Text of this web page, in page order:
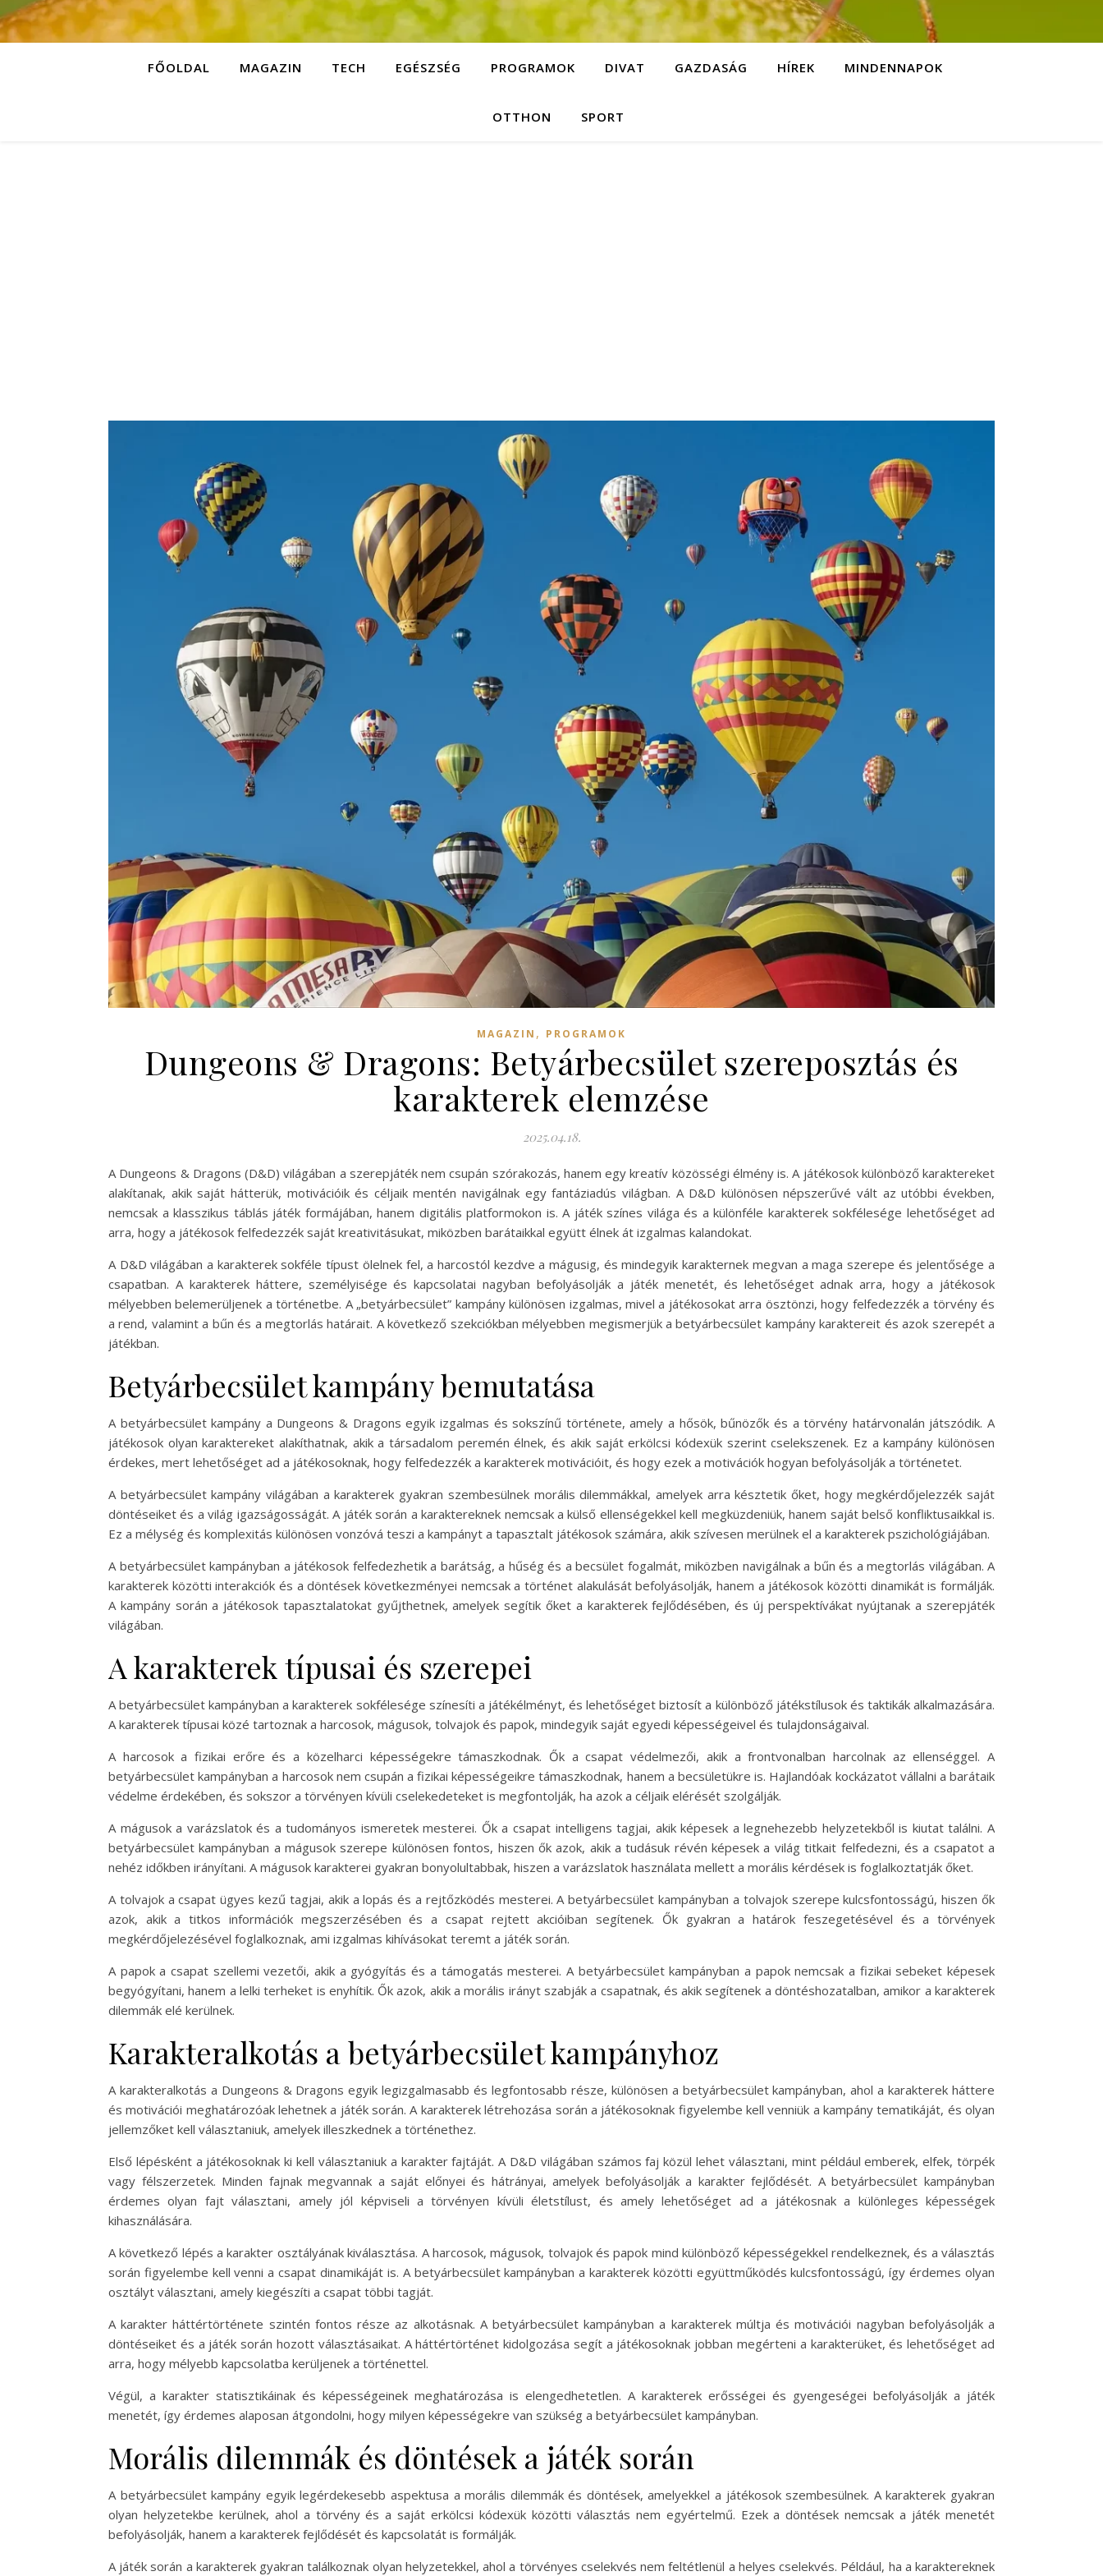
FŐOLDAL MAGAZIN TECH EGÉSZSÉG PROGRAMOK DIVAT GAZDASÁG HÍREK MINDENNAPOK
OTTHON SPORT
MAGAZIN , PROGRAMOK
Dungeons & Dragons: Betyárbecsület szereposztás és
karakterek elemzése
2025.04.18.
A Dungeons & Dragons (D&D) világában a szerepjáték nem csupán szórakozás, hanem egy kreatív közösségi élmény is. A játékosok különböző karaktereket
alakítanak, akik saját hátterük, motivációik és céljaik mentén navigálnak egy fantáziadús világban. A D&D különösen népszerűvé vált az utóbbi években,
nemcsak a klasszikus táblás játék formájában, hanem digitális platformokon is. A játék színes világa és a különféle karakterek sokfélesége lehetőséget ad
arra, hogy a játékosok felfedezzék saját kreativitásukat, miközben barátaikkal együtt élnek át izgalmas kalandokat.
A D&D világában a karakterek sokféle típust ölelnek fel, a harcostól kezdve a mágusig, és mindegyik karakternek megvan a maga szerepe és jelentősége a
csapatban. A karakterek háttere, személyisége és kapcsolatai nagyban befolyásolják a játék menetét, és lehetőséget adnak arra, hogy a játékosok
mélyebben belemerüljenek a történetbe. A „betyárbecsület” kampány különösen izgalmas, mivel a játékosokat arra ösztönzi, hogy felfedezzék a törvény és
a rend, valamint a bűn és a megtorlás határait. A következő szekciókban mélyebben megismerjük a betyárbecsület kampány karaktereit és azok szerepét a
játékban.
Betyárbecsület kampány bemutatása
A betyárbecsület kampány a Dungeons & Dragons egyik izgalmas és sokszínű története, amely a hősök, bűnözők és a törvény határvonalán játszódik. A
játékosok olyan karaktereket alakíthatnak, akik a társadalom peremén élnek, és akik saját erkölcsi kódexük szerint cselekszenek. Ez a kampány különösen
érdekes, mert lehetőséget ad a játékosoknak, hogy felfedezzék a karakterek motivációit, és hogy ezek a motivációk hogyan befolyásolják a történetet.
A betyárbecsület kampány világában a karakterek gyakran szembesülnek morális dilemmákkal, amelyek arra késztetik őket, hogy megkérdőjelezzék saját
döntéseiket és a világ igazságosságát. A játék során a karaktereknek nemcsak a külső ellenségekkel kell megküzdeniük, hanem saját belső konfliktusaikkal is.
Ez a mélység és komplexitás különösen vonzóvá teszi a kampányt a tapasztalt játékosok számára, akik szívesen merülnek el a karakterek pszichológiájában.
A betyárbecsület kampányban a játékosok felfedezhetik a barátság, a hűség és a becsület fogalmát, miközben navigálnak a bűn és a megtorlás világában. A
karakterek közötti interakciók és a döntések következményei nemcsak a történet alakulását befolyásolják, hanem a játékosok közötti dinamikát is formálják.
A kampány során a játékosok tapasztalatokat gyűjthetnek, amelyek segítik őket a karakterek fejlődésében, és új perspektívákat nyújtanak a szerepjáték
világában.
A karakterek típusai és szerepei
A betyárbecsület kampányban a karakterek sokfélesége színesíti a játékélményt, és lehetőséget biztosít a különböző játékstílusok és taktikák alkalmazására.
A karakterek típusai közé tartoznak a harcosok, mágusok, tolvajok és papok, mindegyik saját egyedi képességeivel és tulajdonságaival.
A harcosok a fizikai erőre és a közelharci képességekre támaszkodnak. Ők a csapat védelmezői, akik a frontvonalban harcolnak az ellenséggel. A
betyárbecsület kampányban a harcosok nem csupán a fizikai képességeikre támaszkodnak, hanem a becsületükre is. Hajlandóak kockázatot vállalni a barátaik
védelme érdekében, és sokszor a törvényen kívüli cselekedeteket is megfontolják, ha azok a céljaik elérését szolgálják.
A mágusok a varázslatok és a tudományos ismeretek mesterei. Ők a csapat intelligens tagjai, akik képesek a legnehezebb helyzetekből is kiutat találni. A
betyárbecsület kampányban a mágusok szerepe különösen fontos, hiszen ők azok, akik a tudásuk révén képesek a világ titkait felfedezni, és a csapatot a
nehéz időkben irányítani. A mágusok karakterei gyakran bonyolultabbak, hiszen a varázslatok használata mellett a morális kérdések is foglalkoztatják őket.
A tolvajok a csapat ügyes kezű tagjai, akik a lopás és a rejtőzködés mesterei. A betyárbecsület kampányban a tolvajok szerepe kulcsfontosságú, hiszen ők
azok, akik a titkos információk megszerzésében és a csapat rejtett akcióiban segítenek. Ők gyakran a határok feszegetésével és a törvények
megkérdőjelezésével foglalkoznak, ami izgalmas kihívásokat teremt a játék során.
A papok a csapat szellemi vezetői, akik a gyógyítás és a támogatás mesterei. A betyárbecsület kampányban a papok nemcsak a fizikai sebeket képesek
begyógyítani, hanem a lelki terheket is enyhítik. Ők azok, akik a morális irányt szabják a csapatnak, és akik segítenek a döntéshozatalban, amikor a karakterek
dilemmák elé kerülnek.
Karakteralkotás a betyárbecsület kampányhoz
A karakteralkotás a Dungeons & Dragons egyik legizgalmasabb és legfontosabb része, különösen a betyárbecsület kampányban, ahol a karakterek háttere
és motivációi meghatározóak lehetnek a játék során. A karakterek létrehozása során a játékosoknak figyelembe kell venniük a kampány tematikáját, és olyan
jellemzőket kell választaniuk, amelyek illeszkednek a történethez.
Első lépésként a játékosoknak ki kell választaniuk a karakter fajtáját. A D&D világában számos faj közül lehet választani, mint például emberek, elfek, törpék
vagy félszerzetek. Minden fajnak megvannak a saját előnyei és hátrányai, amelyek befolyásolják a karakter fejlődését. A betyárbecsület kampányban
érdemes olyan fajt választani, amely jól képviseli a törvényen kívüli életstílust, és amely lehetőséget ad a játékosnak a különleges képességek
kihasználására.
A következő lépés a karakter osztályának kiválasztása. A harcosok, mágusok, tolvajok és papok mind különböző képességekkel rendelkeznek, és a választás
során figyelembe kell venni a csapat dinamikáját is. A betyárbecsület kampányban a karakterek közötti együttműködés kulcsfontosságú, így érdemes olyan
osztályt választani, amely kiegészíti a csapat többi tagját.
A karakter háttértörténete szintén fontos része az alkotásnak. A betyárbecsület kampányban a karakterek múltja és motivációi nagyban befolyásolják a
döntéseiket és a játék során hozott választásaikat. A háttértörténet kidolgozása segít a játékosoknak jobban megérteni a karakterüket, és lehetőséget ad
arra, hogy mélyebb kapcsolatba kerüljenek a történettel.
Végül, a karakter statisztikáinak és képességeinek meghatározása is elengedhetetlen. A karakterek erősségei és gyengeségei befolyásolják a játék
menetét, így érdemes alaposan átgondolni, hogy milyen képességekre van szükség a betyárbecsület kampányban.
Morális dilemmák és döntések a játék során
A betyárbecsület kampány egyik legérdekesebb aspektusa a morális dilemmák és döntések, amelyekkel a játékosok szembesülnek. A karakterek gyakran
olyan helyzetekbe kerülnek, ahol a törvény és a saját erkölcsi kódexük közötti választás nem egyértelmű. Ezek a döntések nemcsak a játék menetét
befolyásolják, hanem a karakterek fejlődését és kapcsolatát is formálják.
A játék során a karakterek gyakran találkoznak olyan helyzetekkel, ahol a törvényes cselekvés nem feltétlenül a helyes cselekvés. Például, ha a karaktereknek